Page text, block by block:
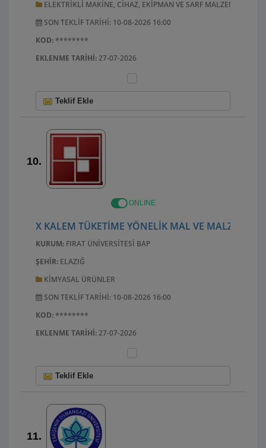
ELEKTRIKLI MAKINE, CIHAZ, EKIPMAN VE SARF MALZEMELERI;
SON TEKLIF TARIHI: 10-08-2026 16:00
KOD:********
EKLENME TARIHI:27-07-2026
Teklif Ekle
10.
ONLINE
X KALEM TÜKETIME YÖNELIK MAL VE MALZEME
KURUM: FIRAT ÜNIVERSITESI BAP
ŞEHIR: ELAZIĞ
KIMYASAL ÜRÜNLER
SON TEKLIF TARIHI: 10-08-2026 16:00
KOD:********
EKLENME TARIHI:27-07-2026
Teklif Ekle
11.